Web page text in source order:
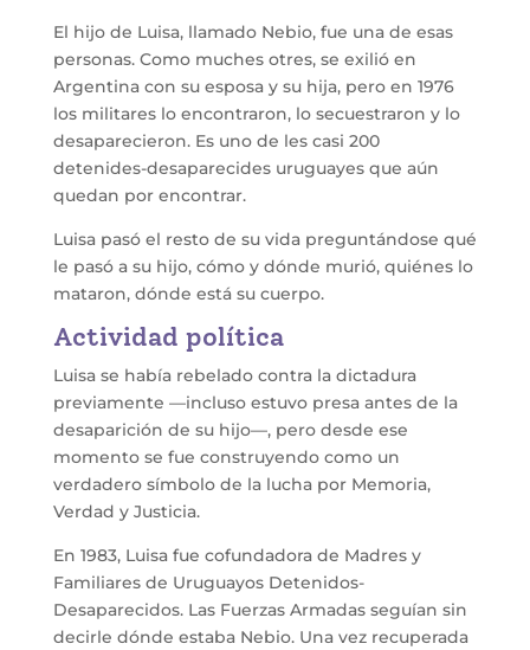
El hijo de Luisa, llamado Nebio, fue una de esas
personas. Como muches otres, se exilió en
Argentina con su esposa y su hija, pero en 1976
los militares lo encontraron, lo secuestraron y lo
desaparecieron. Es uno de les casi 200
detenides-desaparecides uruguayes que aún
quedan por encontrar.
Luisa pasó el resto de su vida preguntándose qué
le pasó a su hijo, cómo y dónde murió, quiénes lo
mataron, dónde está su cuerpo.
Actividad política
Luisa se había rebelado contra la dictadura
previamente —incluso estuvo presa antes de la
desaparición de su hijo—, pero desde ese
momento se fue construyendo como un
verdadero símbolo de la lucha por Memoria,
Verdad y Justicia.
En 1983, Luisa fue cofundadora de Madres y
Familiares de Uruguayos Detenidos-
Desaparecidos. Las Fuerzas Armadas seguían sin
decirle dónde estaba Nebio. Una vez recuperada